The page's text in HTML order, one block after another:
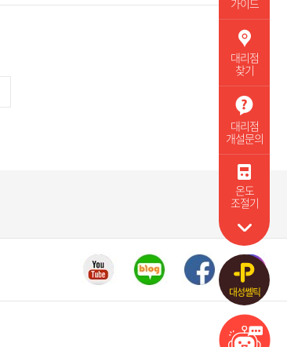
가이드
대리점
찾기
대리점
개설문의
온도
조절기
대성쎌틱